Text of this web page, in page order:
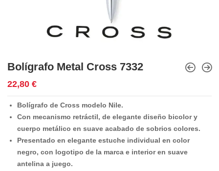
Bolígrafo Metal Cross 7332
22,80 €
Bolígrafo de Cross modelo Nile.
Con mecanismo retráctil, de elegante diseño bicolor y
cuerpo metálico en suave acabado de sobrios colores.
Presentado en elegante estuche individual en color
negro, con logotipo de la marca e interior en suave
antelina a juego.